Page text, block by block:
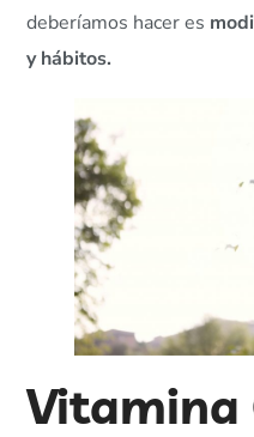
deberíamos hacer es
y hábitos.
Vitamina